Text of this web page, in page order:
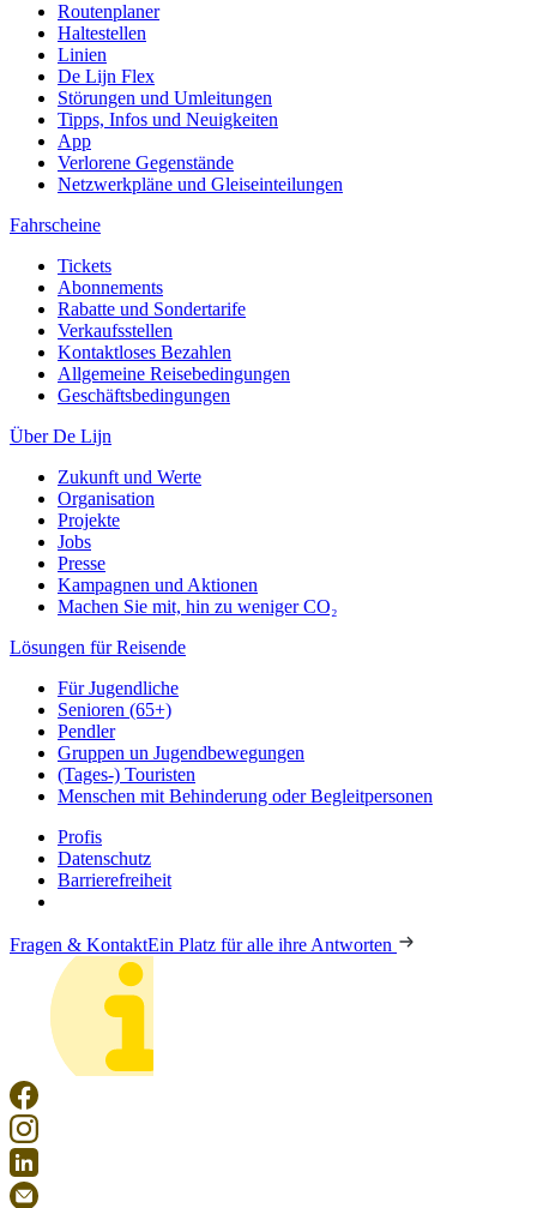
Routenplaner
Haltestellen
Linien
De Lijn Flex
Störungen und Umleitungen
Tipps, Infos und Neuigkeiten
App
Verlorene Gegenstände
Netzwerkpläne und Gleiseinteilungen
Fahrscheine
Tickets
Abonnements
Rabatte und Sondertarife
Verkaufsstellen
Kontaktloses Bezahlen
Allgemeine Reisebedingungen
Geschäftsbedingungen
Über De Lijn
Zukunft und Werte
Organisation
Projekte
Jobs
Presse
Kampagnen und Aktionen
Machen Sie mit, hin zu weniger CO₂
Lösungen für Reisende
Für Jugendliche
Senioren (65+)
Pendler
Gruppen un Jugendbewegungen
(Tages-) Touristen
Menschen mit Behinderung oder Begleitpersonen
Profis
Datenschutz
Barrierefreiheit
Fragen & KontaktEin Platz für alle ihre Antworten